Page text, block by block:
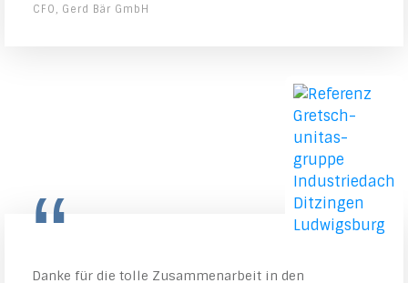
CFO, Gerd Bär GmbH
“
Danke für die tolle Zusammenarbeit in den